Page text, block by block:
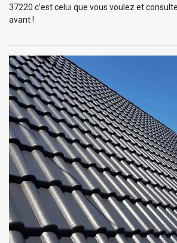
37220 c’est celui que vous voulez et
avant !